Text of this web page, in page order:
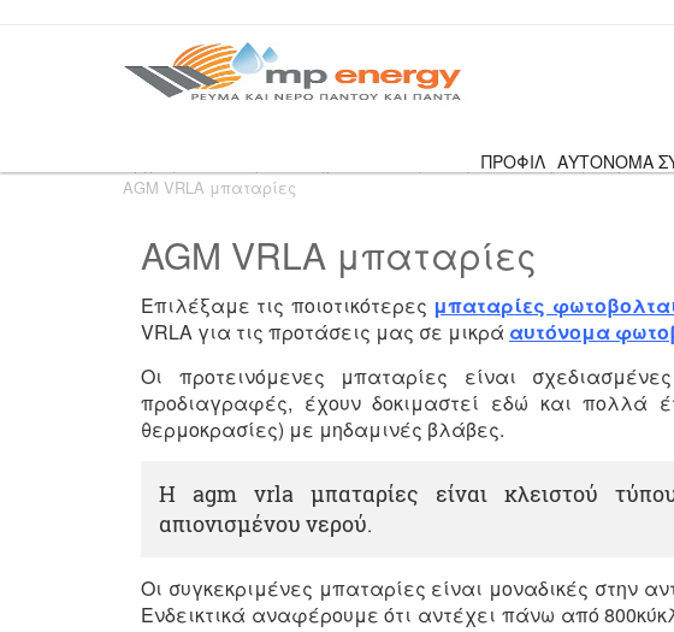
ΠΡΟΦΙΛ ΑΥΤΌΝΟΜΑ
Βοήθεια για αυτόνομα
AGM VRLA μπαταρίες
AGM VRLA μπαταρίες
Επιλέξαμε τις ποιοτικότερες μπαταρίες
VRLA για τις προτάσεις μας σε μικρά αυτόνομα
Οι προτεινόμενες μπαταρίες είναι
προδιαγραφές, έχουν δοκιμαστεί εδώ και πολλά
θερμοκρασίες) με μηδαμινές βλάβες.
Η agm vrla μπαταρίες είναι κλειστού
απιονισμένου νερού.
Οι συγκεκριμένες μπαταρίες είναι μοναδικές στην
Ενδεικτικά αναφέρουμε ότι αντέχει πάνω από